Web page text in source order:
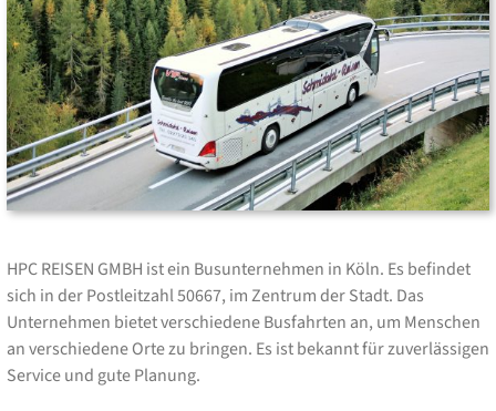
HPC REISEN GMBH ist ein Busunternehmen in Köln. Es befindet
sich in der Postleitzahl 50667, im Zentrum der Stadt. Das
Unternehmen bietet verschiedene Busfahrten an, um Menschen
an verschiedene Orte zu bringen. Es ist bekannt für zuverlässigen
Service und gute Planung.